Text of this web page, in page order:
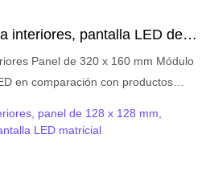
anteriores y los mejora
del módulo LED P2 para
mm, módulo de pantalla LED,
interiores, pantalla LED de
Panel de 320 x 160 mm Módulo
en comparación con productos
ventajas sobresalientes
rendimiento, calidad, apariencia,